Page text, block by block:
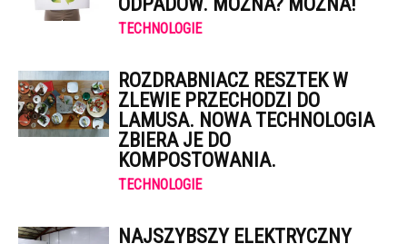
TECHNOLOGIE
ROZDRABNIACZ RESZTEK W
ZLEWIE PRZECHODZI DO
LAMUSA. NOWA TECHNOLOGIA
ZBIERA JE DO
KOMPOSTOWANIA.
TECHNOLOGIE
NAJSZYBSZY ELEKTRYCZNY